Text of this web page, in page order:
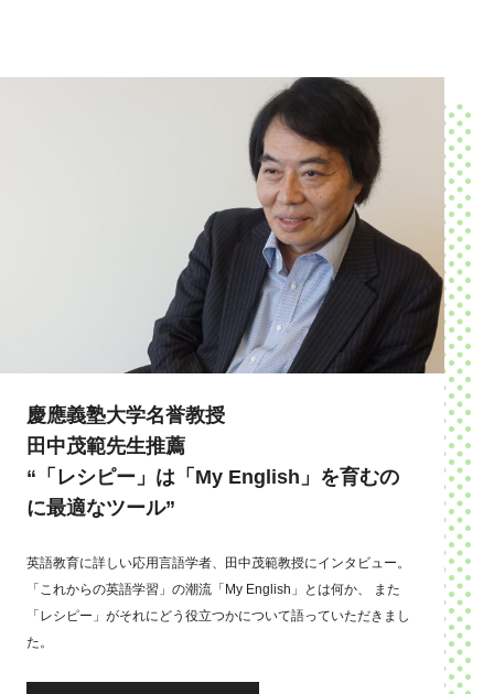
慶應義塾大学名誉教授
田中茂範先生推薦
“「レシピー」は「My English」を育むの
に最適なツール”
英語教育に詳しい応用言語学者、田中茂範教授にインタビュー。
「これからの英語学習」の潮流「My English」とは何か、 また
「レシピー」がそれにどう役立つかについて語っていただきまし
た。